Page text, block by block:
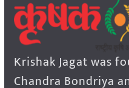
Krishak Jagat was
Chandra Bondriya